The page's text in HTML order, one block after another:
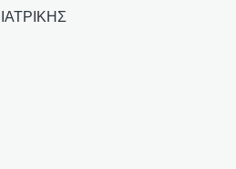
ΙΑΤΡΙΚΗΣ